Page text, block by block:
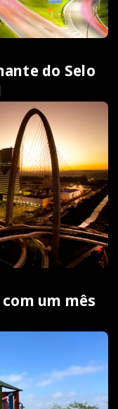
do Selo
com um mês